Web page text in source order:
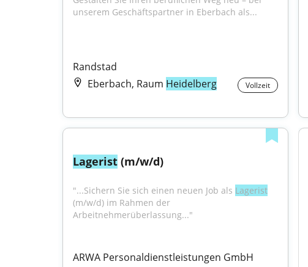
unserem Geschäftspartner in Eberbach als...
Randstad
Eberbach, Raum Heidelberg Vollzeit
Lagerist (m/w/d)
"...Sichern Sie sich einen neuen Job als Lagerist
(m/w/d) im Rahmen der
Arbeitnehmerüberlassung..."
ARWA Personaldienstleistungen GmbH